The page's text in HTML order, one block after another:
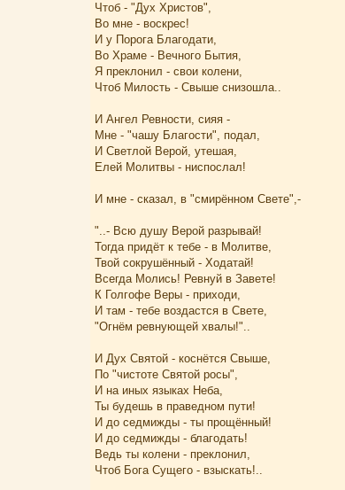
Чтоб - "Дух Христов",
Во мне - воскрес!
И у Порога Благодати,
Во Храме - Вечного Бытия,
Я преклонил - свои колени,
Чтоб Милость - Свыше снизошла..
И Ангел Ревности, сияя -
Мне - "чашу Благости", подал,
И Светлой Верой, утешая,
Елей Молитвы - ниспослал!
И мне - сказал, в "смирённом Свете",-
"..- Всю душу Верой разрывай!
Тогда придёт к тебе - в Молитве,
Твой сокрушённый - Ходатай!
Всегда Молись! Ревнуй в Завете!
К Голгофе Веры - приходи,
И там - тебе воздастся в Свете,
"Огнём ревнующей хвалы!"..
И Дух Святой - коснётся Свыше,
По "чистоте Святой росы",
И на иных языках Неба,
Ты будешь в праведном пути!
И до седмижды - ты прощённый!
И до седмижды - благодать!
Ведь ты колени - преклонил,
Чтоб Бога Сущего - взыскать!..